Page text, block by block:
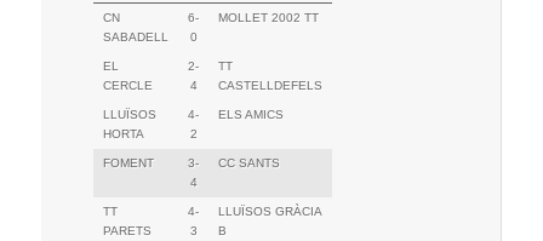
CN
SABADELL
6-
0
MOLLET 2002 TT
EL
CERCLE
2-
4
TT
CASTELLDEFELS
LLUÏSOS
HORTA
4-
2
ELS AMICS
FOMENT
3-
4
CC SANTS
TT
PARETS
4-
3
LLUÏSOS GRÀCIA
B